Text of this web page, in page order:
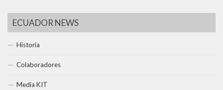
ECUADOR NEWS
Historia
Colaboradores
Media KIT